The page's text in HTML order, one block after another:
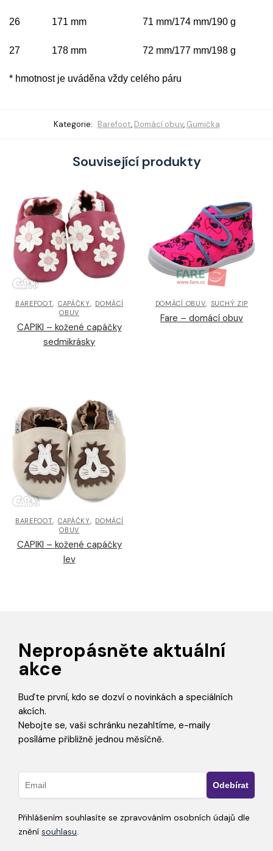
26 171 mm 71 mm/174 mm/190 g
27 178 mm 72 mm/177 mm/198 g
* hmotnost je uváděna vždy celého páru
Kategorie: Barefoot, Domácí obuv, Gumička
Související produkty
BAREFOOT, CAPÁČKY, DOMÁCÍ
OBUV
CAPIKI – kožené capáčky
sedmikrásky
DOMÁCÍ OBUV, SUCHÝ ZIP
Fare – domácí obuv
BAREFOOT, CAPÁČKY, DOMÁCÍ
OBUV
CAPIKI – kožené capáčky
lev
Nepropásněte aktuální
akce
Buďte první, kdo se dozví o novinkách a speciálních
akcích.
Nebojte se, vaši schránku nezahltíme, e-maily
posíláme přibližně jednou měsíčně.
Přihlášením souhlasíte se zpravováním osobních údajů dle
znění souhlasu.